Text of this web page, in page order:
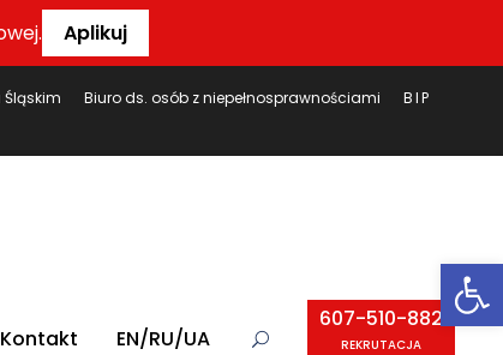
Aplikuj
Śląskim Biuro ds. osób z niepełnosprawnościami
BIP
Kontakt EN/RU/UA
607-510-882
REKRUTACJA